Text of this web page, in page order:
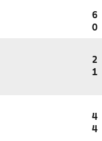
6
0
2
1
4
4